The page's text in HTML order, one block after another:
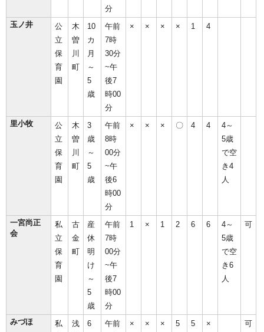
分
玉ノ井
公
立
保
育
園
木
曽
川
町
10
カ
月
～
5
歳
午前
7時
30分
~午
後7
時00
分
× × × × 1 4
里小牧
公
立
保
育
園
木
曽
川
町
3
歳
～
5
歳
午前
8時
00分
~午
後6
時00
分
× × × 〇 4 4
4～
5歳
で空
き4
人
一宮尚正
会
私
立
保
育
園
古
金
町
産
休
明
け
～
5
歳
午前
7時
00分
~午
後7
時00
分
1 × 1 2 6 6
4～
5歳
で空
き6
人
可
みづほ
私
浅
6
午前
× × × 5 5 × 可